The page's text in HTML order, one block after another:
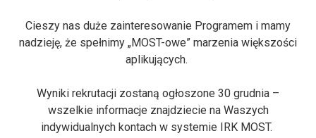
Cieszy nas duże zainteresowanie Programem i mamy
nadzieję, że spełnimy „MOST-owe” marzenia większości
aplikujących.
Wyniki rekrutacji zostaną ogłoszone 30 grudnia –
wszelkie informacje znajdziecie na Waszych
indywidualnych kontach w systemie IRK MOST.